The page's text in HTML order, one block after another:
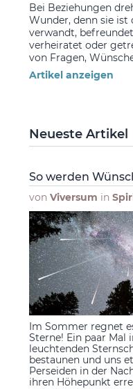
Bei Beziehungen
Wunder, denn sie ist
verwandt,
verheiratet oder
von Fragen,
Artikel anzeigen
Neueste Artikel
So werden
von Viversum in
Im Sommer regnet
Sterne! Ein paar Mal
leuchtenden
bestaunen und uns
Perseiden in der
ihren Höhepunkt